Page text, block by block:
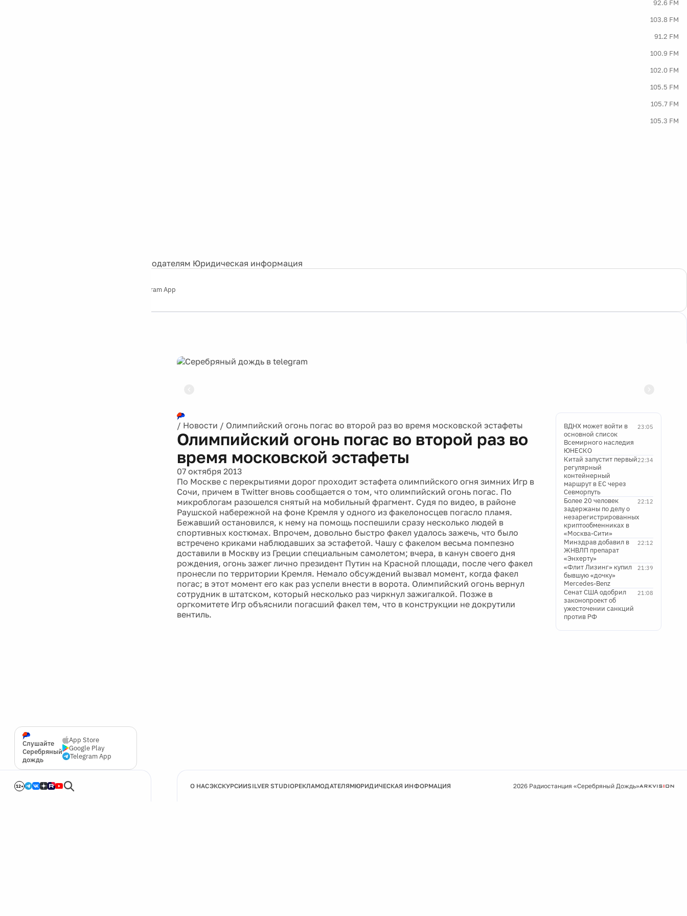
92.6 FM
103.8 FM
91.2 FM
100.9 FM
102.0 FM
105.5 FM
105.7 FM
105.3 FM
Рекламодателям Юридическая информация
Telegram App
Слушайте
Серебряный
дождь
App Store
Google Play
Telegram App
12+
/ Новости / Олимпийский огонь погас во второй раз во время московской эстафеты
Олимпийский огонь погас во второй раз во
время московской эстафеты
07 октября 2013
По Москве с перекрытиями дорог проходит эстафета олимпийского огня зимних Игр в
Сочи, причем в Twitter вновь сообщается о том, что олимпийский огонь погас. По
микроблогам разошелся снятый на мобильный фрагмент. Судя по видео, в районе
Раушской набережной на фоне Кремля у одного из факелоносцев погасло пламя.
Бежавший остановился, к нему на помощь поспешили сразу несколько людей в
спортивных костюмах. Впрочем, довольно быстро факел удалось зажечь, что было
встречено криками наблюдавших за эстафетой. Чашу с факелом весьма помпезно
доставили в Москву из Греции специальным самолетом; вчера, в канун своего дня
рождения, огонь зажег лично президент Путин на Красной площади, после чего факел
пронесли по территории Кремля. Немало обсуждений вызвал момент, когда факел
погас; в этот момент его как раз успели внести в ворота. Олимпийский огонь вернул
сотрудник в штатском, который несколько раз чиркнул зажигалкой. Позже в
оргкомитете Игр объяснили погасший факел тем, что в конструкции не докрутили
вентиль.
23:05
ВДНХ может войти в
основной список
Всемирного наследия
ЮНЕСКО
22:34
Китай запустит первый
регулярный
контейнерный
маршрут в ЕС через
Севморпуть
22:12
Более 20 человек
задержаны по делу о
незарегистрированных
криптообменниках в
«Москва-Сити»
22:12
Минздрав добавил в
ЖНВЛП препарат
«Энхерту»
21:39
«Флит Лизинг» купил
бывшую «дочку»
Mercedes-Benz
21:08
Сенат США одобрил
законопроект об
ужесточении санкций
против РФ
О НАСЭКСКУРСИИSILVER STUDIOРЕКЛАМОДАТЕЛЯМЮРИДИЧЕСКАЯ ИНФОРМАЦИЯ 2026 Радиостанция «Серебряный Дождь»